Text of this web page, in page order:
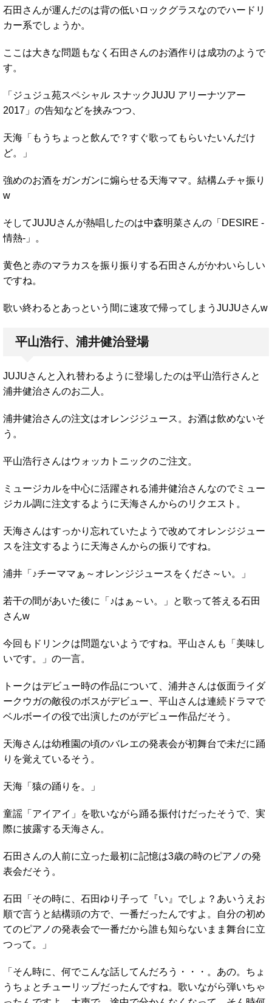
石田さんが運んだのは背の低いロックグラスなのでハードリ
カー系でしょうか。
ここは大きな問題もなく石田さんのお酒作りは成功のようで
す。
「ジュジュ苑スペシャル スナックJUJU アリーナツアー
2017」の告知などを挟みつつ、
天海「もうちょっと飲んで？すぐ歌ってもらいたいんだけ
ど。」
強めのお酒をガンガンに煽らせる天海ママ。結構ムチャ振り
w
そしてJUJUさんが熱唱したのは中森明菜さんの「DESIRE -
情熱-」。
黄色と赤のマラカスを振り振りする石田さんがかわいらしい
ですね。
歌い終わるとあっという間に速攻で帰ってしまうJUJUさんw
平山浩行、浦井健治登場
JUJUさんと入れ替わるように登場したのは平山浩行さんと
浦井健治さんのお二人。
浦井健治さんの注文はオレンジジュース。お酒は飲めないそ
う。
平山浩行さんはウォッカトニックのご注文。
ミュージカルを中心に活躍される浦井健治さんなのでミュー
ジカル調に注文するように天海さんからのリクエスト。
天海さんはすっかり忘れていたようで改めてオレンジジュー
スを注文するように天海さんからの振りですね。
浦井「♪チーママぁ～オレンジジュースをくださ～い。」
若干の間があいた後に「♪はぁ～い。」と歌って答える石田
さんw
今回もドリンクは問題ないようですね。平山さんも「美味し
いです。」の一言。
トークはデビュー時の作品について、浦井さんは仮面ライダ
ークウガの敵役のボスがデビュー、平山さんは連続ドラマで
ベルボーイの役で出演したのがデビュー作品だそう。
天海さんは幼稚園の頃のバレエの発表会が初舞台で未だに踊
りを覚えているそう。
天海「猿の踊りを。」
童謡「アイアイ」を歌いながら踊る振付けだったそうで、実
際に披露する天海さん。
石田さんの人前に立った最初に記憶は3歳の時のピアノの発
表会だそう。
石田「その時に、石田ゆり子って『い』でしょ？あいうえお
順で言うと結構頭の方で、一番だったんですよ。自分の初め
てのピアノの発表会で一番だから誰も知らないまま舞台に立
つって。」
「そん時に、何でこんな話してんだろう・・・。あの。ちょ
うちょとチューリップだったんですね。歌いながら弾いちゃ